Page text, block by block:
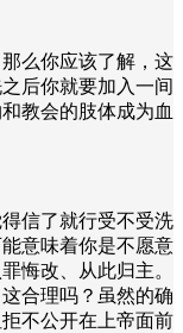
么你应该了解，这
后你就要加入一间
教会的肢体成为血
信了就行受不受洗
意味着你是不愿意
悔改、从此归主。
合理吗？虽然的确
不公开在上帝面前